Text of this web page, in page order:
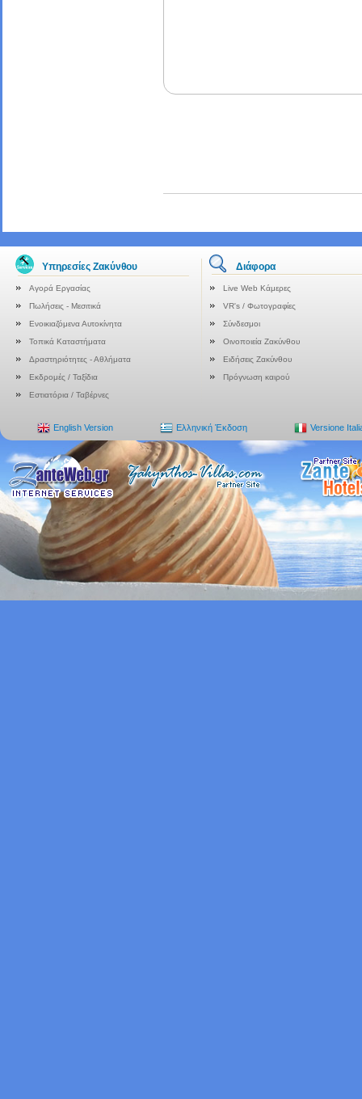
Υπηρεσίες Ζακύνθου Διάφορα
Αγορά Εργασίας
Live Web Κάμερες
Πωλήσεις - Μεσιτικά
VR's / Φωτογραφίες
Ενοικιαζόμενα Αυτοκίνητα
Σύνδεσμοι
Τοπικά Καταστήματα
Οινοποιεία Ζακύνθου
Δραστηριότητες - Αθλήματα
Ειδήσεις Ζακύνθου
Εκδρομές / Ταξίδια
Πρόγνωση καιρού
Εστιατόρια / Ταβέρνες
English Version Ελληνική Έκδοση Versione